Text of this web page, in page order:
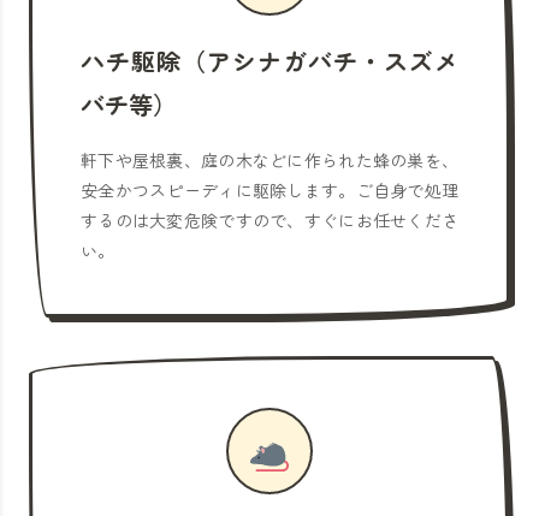
ハチ駆除（アシナガバチ・スズメ
バチ等）
軒下や屋根裏、庭の木などに作られた蜂の巣を、
安全かつスピーディに駆除します。ご自身で処理
するのは大変危険ですので、すぐにお任せくださ
い。